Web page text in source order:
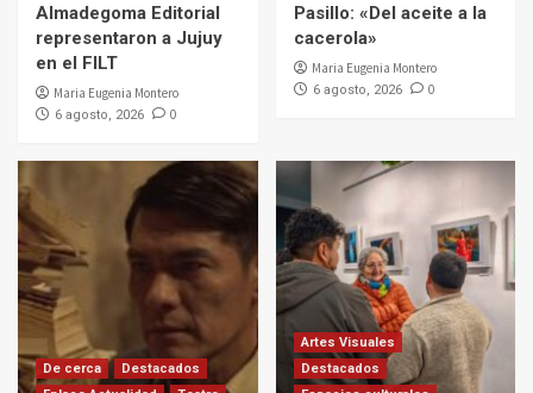
Almadegoma Editorial
representaron a Jujuy
en el FILT
Maria Eugenia Montero
6 agosto, 2026 0
Pasillo: «Del aceite a la
cacerola»
Maria Eugenia Montero
6 agosto, 2026 0
De cerca
Destacados
Artes Visuales
Destacados